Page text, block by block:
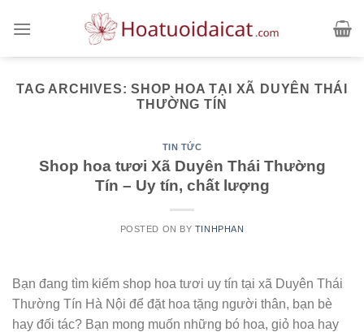
TAG ARCHIVES:SHOP HOA TẠI XÃ DUYÊN THÁI
THƯỜNG TÍN
TIN TỨC
Shop hoa tươi Xã Duyên Thái Thường
Tín – Uy tín, chất lượng
POSTED ON BY TINHPHAN
Bạn đang tìm kiếm shop hoa tươi uy tín tại xã Duyên Thái
Thường Tín Hà Nội để đặt hoa tặng người thân, bạn bè
hay đối tác? Bạn mong muốn những bó hoa, giỏ hoa hay